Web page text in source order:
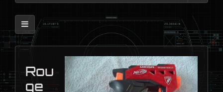
Rou
ge